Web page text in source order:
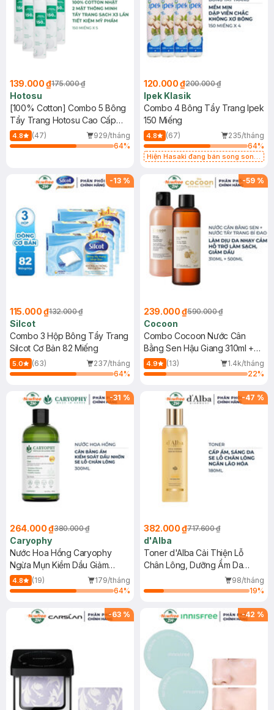
139.000 ₫175.000 ₫
Hotosu
[100% Cotton] Combo 5 Bông
Tẩy Trang Hotosu Cao Cấp
150 Miếng
4.8 (47)
929/tháng
64%
120.000 ₫200.000 ₫
Ipek Klasik
Combo 4 Bông Tẩy Trang Ipek
150 Miếng
4.8 (67)
235/tháng
64%
Hiện Hasaki đang bán song song
-13 %
115.000 ₫132.000 ₫
Silcot
Combo 3 Hộp Bông Tẩy Trang
Silcot Cơ Bản 82 Miếng
5.0 (63)
237/tháng
64%
-59 %
239.000 ₫590.000 ₫
Cocoon
Combo Cocoon Nước Cân
Bằng Sen Hậu Giang 310ml +
Nước Tẩy Trang Bí Đao 500ml
4.9 (13)
1.4k/tháng
22%
-31 %
264.000 ₫380.000 ₫
Caryophy
Nước Hoa Hồng Caryophy
Ngừa Mụn Kiềm Dầu Giảm
Thâm 300ml
4.8 (19)
179/tháng
64%
-47 %
382.000 ₫717.600 ₫
d'Alba
Toner d'Alba Cải Thiện Lỗ
Chân Lông, Dưỡng Ẩm Da
98/tháng
19%
-63 % -42 %